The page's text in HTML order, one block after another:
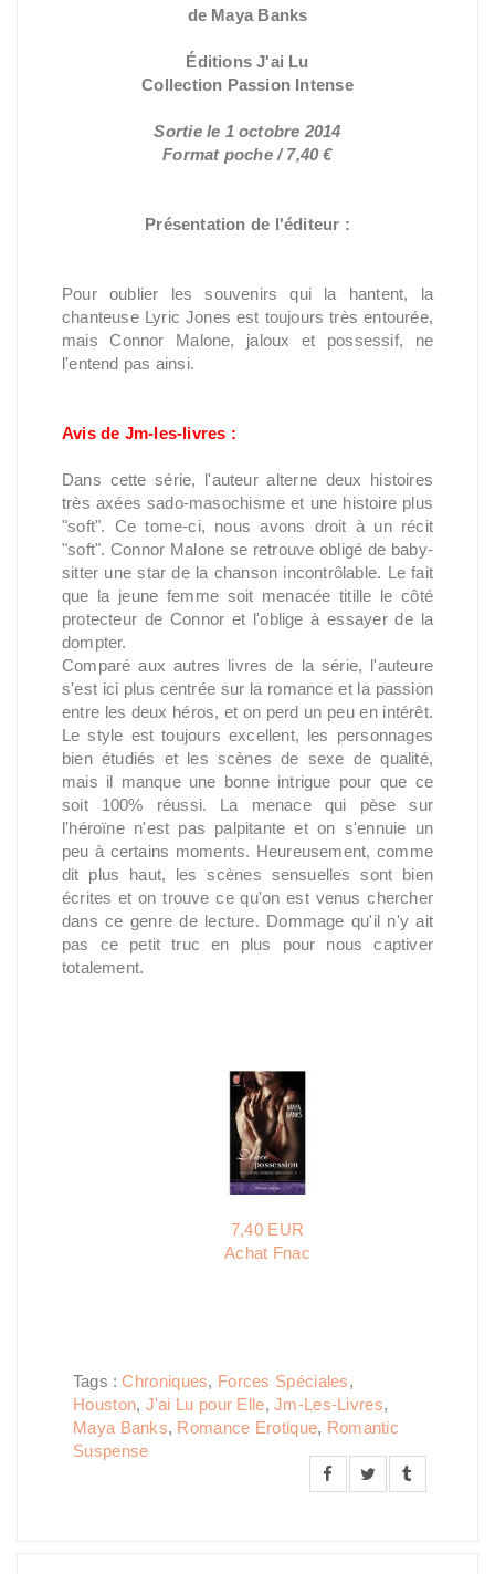
de Maya Banks
Éditions J'ai Lu
Collection Passion Intense
Sortie le 1 octobre 2014
Format poche / 7,40 €
Présentation de l'éditeur :
Pour oublier les souvenirs qui la hantent, la
chanteuse Lyric Jones est toujours très entourée,
mais Connor Malone, jaloux et possessif, ne
l'entend pas ainsi.
Avis de Jm-les-livres :
Dans cette série, l'auteur alterne deux histoires
très axées sado-masochisme et une histoire plus
"soft". Ce tome-ci, nous avons droit à un récit
"soft". Connor Malone se retrouve obligé de baby-
sitter une star de la chanson incontrôlable. Le fait
que la jeune femme soit menacée titille le côté
protecteur de Connor et l'oblige à essayer de la
dompter.
Comparé aux autres livres de la série, l'auteure
s'est ici plus centrée sur la romance et la passion
entre les deux héros, et on perd un peu en intérêt.
Le style est toujours excellent, les personnages
bien étudiés et les scènes de sexe de qualité,
mais il manque une bonne intrigue pour que ce
soit 100% réussi. La menace qui pèse sur
l'héroïne n'est pas palpitante et on s'ennuie un
peu à certains moments. Heureusement, comme
dit plus haut, les scènes sensuelles sont bien
écrites et on trouve ce qu'on est venus chercher
dans ce genre de lecture. Dommage qu'il n'y ait
pas ce petit truc en plus pour nous captiver
totalement.
7,40 EUR
Achat Fnac
Tags :Chroniques, Forces Spéciales,
Houston, J'ai Lu pour Elle,Jm-Les-Livres,
Maya Banks, Romance Erotique, Romantic
Suspense